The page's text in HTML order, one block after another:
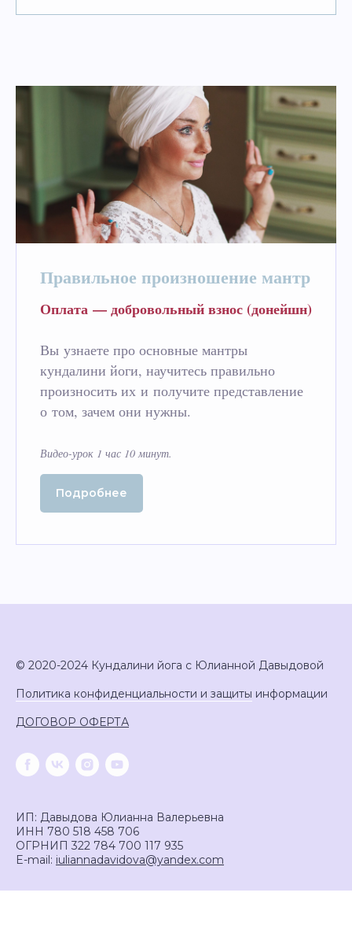
Правильное произношение мантр
Оплата — добровольный взнос (донейшн)
Вы узнаете про основные мантры
кундалини йоги, научитесь правильно
произносить их и получите представление
о том, зачем они нужны.
Видео-урок 1 час 10 минут.
Подробнее
© 2020-2024 Кундалини йога с Юлианной Давыдовой
Политика конфиденциальности и защиты информации
ДОГОВОР ОФЕРТА
ИП: Давыдова Юлианна Валерьевна
ИНН 780 518 458 706
ОГРНИП 322 784 700 117 935
E-mail: iuliannadavidova@yandex.com